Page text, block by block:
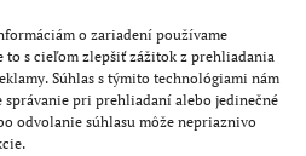
o zariadení používame
to s cieľom zlepšiť zážitok z prehliadania
Súhlas s týmito technológiami nám
správanie pri prehliadaní alebo jedinečné
odvolanie súhlasu môže nepriaznivo
Green Corner
Vápenice